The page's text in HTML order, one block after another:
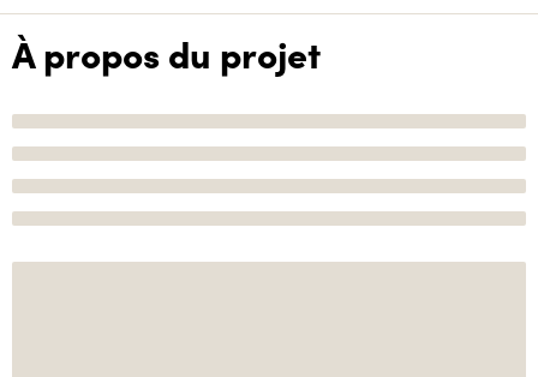
À propos du projet